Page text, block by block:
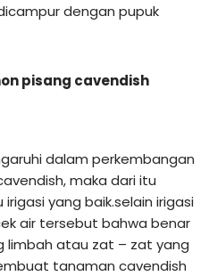
dengan pupuk
pisang cavendish
dalam perkembangan
maka dari itu
yang baik.selain irigasi
air tersebut bahwa benar
limbah atau zat – zat yang
tanaman cavendish